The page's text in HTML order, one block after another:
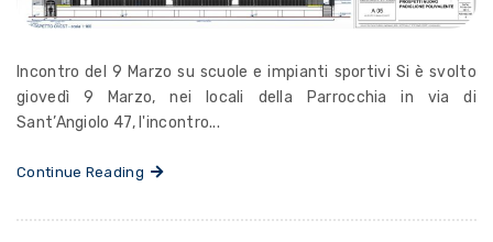
Incontro del 9 Marzo su scuole e impianti sportivi Si è svolto
giovedì 9 Marzo, nei locali della Parrocchia in via di
Sant’Angiolo 47, l'incontro...
Continue Reading